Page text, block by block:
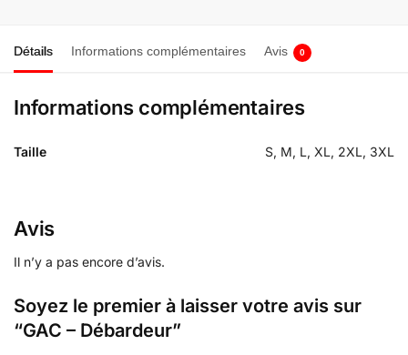
Détails Informations complémentaires Avis 0
Informations complémentaires
Taille S, M, L, XL, 2XL, 3XL
Avis
Il n’y a pas encore d’avis.
Soyez le premier à laisser votre avis sur
“GAC – Débardeur”